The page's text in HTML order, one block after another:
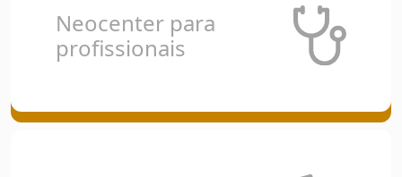
Neocenter para
profissionais